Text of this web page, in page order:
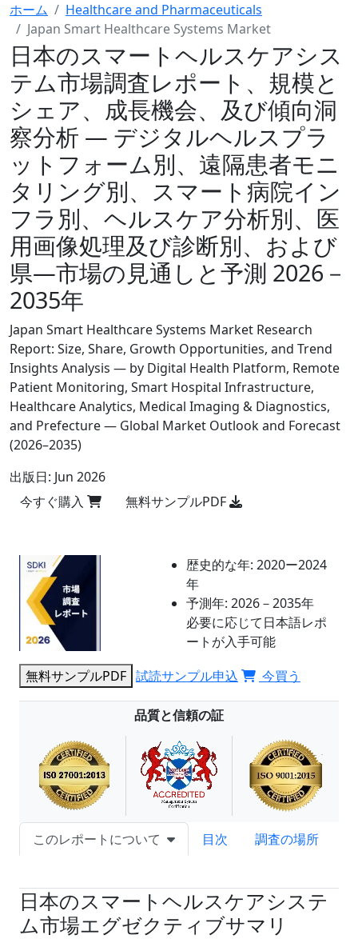
ホーム
Healthcare and Pharmaceuticals
Japan Smart Healthcare Systems Market
日本のスマートヘルスケアシス
テム市場調査レポート、規模と
シェア、成長機会、及び傾向洞
察分析 ― デジタルヘルスプラ
ットフォーム別、遠隔患者モニ
タリング別、スマート病院イン
フラ別、ヘルスケア分析別、医
用画像処理及び診断別、および
県―市場の見通しと予測 2026－
2035年
Japan Smart Healthcare Systems Market Research
Report: Size, Share, Growth Opportunities, and Trend
Insights Analysis — by Digital Health Platform, Remote
Patient Monitoring, Smart Hospital Infrastructure,
Healthcare Analytics, Medical Imaging & Diagnostics,
and Prefecture — Global Market Outlook and Forecast
(2026–2035)
出版日: Jun 2026
今すぐ購入
無料サンプルPDF
歴史的な年: 2020ー2024
年
予測年: 2026－2035年
必要に応じて日本語レポ
ートが入手可能
無料サンプルPDF 試読サンプル申込 今買う
品質と信頼の証
このレポートについて 目次
調査の場所
日本のスマートヘルスケアシステ
ム市場エグゼクティブサマリ